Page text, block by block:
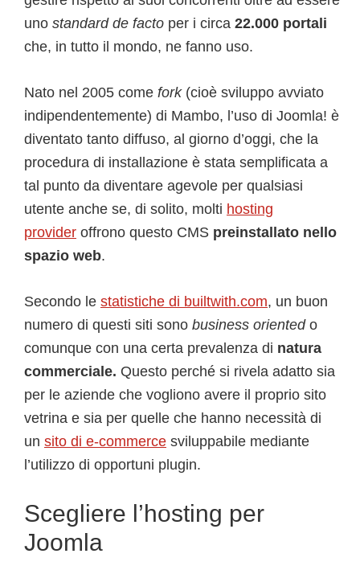
uno standard de facto per i circa 22.000 portali
che, in tutto il mondo, ne fanno uso.
Nato nel 2005 come fork(cioè sviluppo avviato
indipendentemente) di Mambo, l’uso di Joomla! è
diventato tanto diffuso, al giorno d’oggi, che la
procedura di installazione è stata semplificata a
tal punto da diventare agevole per qualsiasi
utente anche se, di solito, molti hosting
provider offrono questo CMS preinstallato nello
spazio web.
Secondo le statistiche di builtwith.com, un buon
numero di questi siti sono business orientedo
comunque con una certa prevalenza di natura
commerciale. Questo perché si rivela adatto sia
per le aziende che vogliono avere il proprio sito
vetrina e sia per quelle che hanno necessità di
un sito di e-commerce sviluppabile mediante
l’utilizzo di opportuni plugin.
Scegliere l’hosting per
Joomla